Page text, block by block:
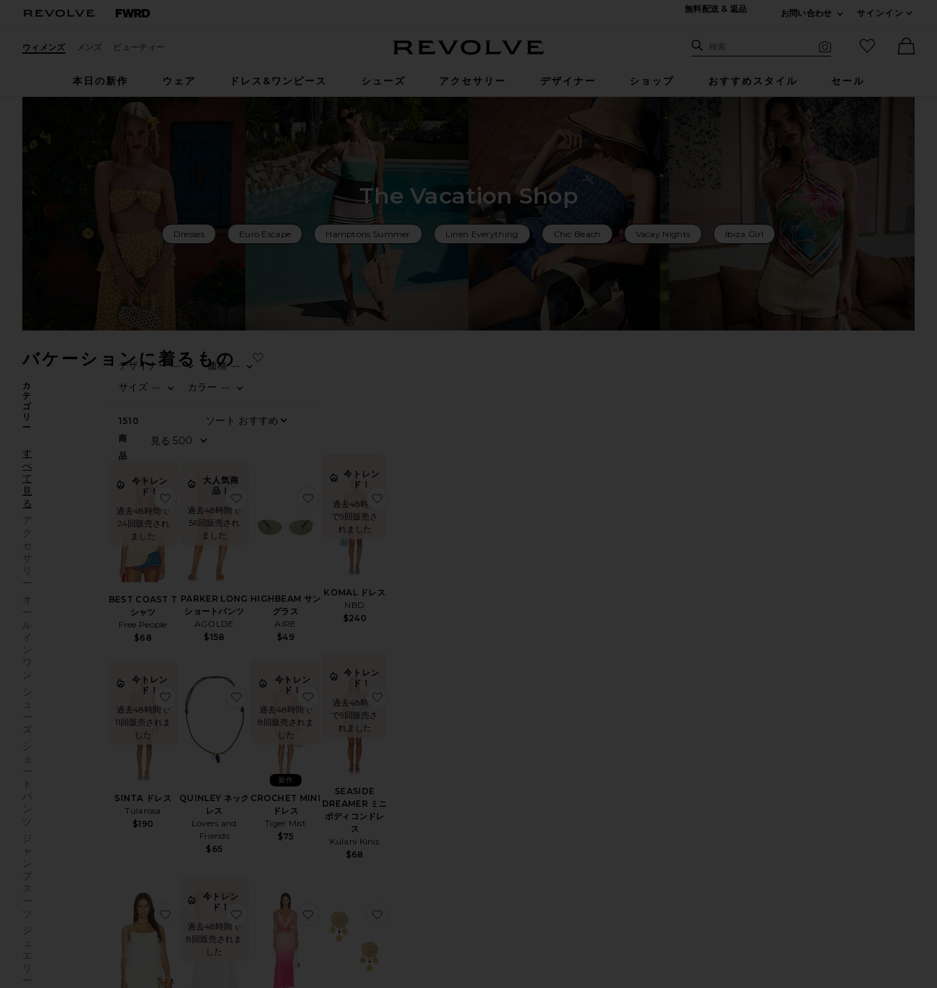
無料配送 & 返品
お問い合わせ
サインイン
ウィメンズ メンズ ビューティー サイト検索
検索
お気に入り
本日の新作
ウェア ドレス&ワンピース シューズ アクセサリー デザイナー ショップ おすすめスタイル セール
The Vacation Shop
Dresses Euro Escape Hamptons Summer Linen Everything Chic Beach Vacay Nights Ibiza Girl
バケーションに着るもの
カ
テ
ゴ
リ
ー
す
べ
て
見
る
ア
ク
セ
サ
リ
ー
オ
ー
ル
イ
ン
ワ
ン
シ
ュ
ー
ズ
シ
ー
ト
パ
ン
ツ
ジ
ャ
ン
プ
ス
ー
ツ
ジ
ュ
エ
リ
ー
デザイナー—
価格—
サイズ —
カラー —
1510
商
品
今トレン
ド！
過去48時間で
24回販売され
ました
BEST COAST T
シャツ
Free People
$68
お気に入りBEST COAST Tシャツ
大人気商
品！
過去48時間で
56回販売され
ました
PARKER LONG
ショートパンツ
AGOLDE
$158
お気に入りPARKER LONG ショートパンツ
HIGHBEAM サン
グラス
AIRE
$49
お気に入りHIGHBEAM サングラス
今トレン
ド！
過去48時間
で9回販売さ
れました
KOMAL ドレス
NBD
$240
今トレン
ド！
過去48時間で
11回販売されま
した
SINTA ドレス
Tularosa
$190
お気に入りSINTA ドレス
QUINLEY ネック
レス
Lovers and
Friends
$65
お気に入りQUINLEY ネックレス
今トレン
ド！
過去48時間で
8回販売されま
した
CROCHET MINI
ドレス
Tiger Mist
$75
新作
お気に入りCROCHET MINI ドレス
今トレン
ド！
過去48時間
で9回販売さ
れました
SEASIDE
DREAMER ミニ
ボディコンドレ
ス
Kulani Kinis
$68
お気に入りSIRENA トップ
今トレン
ド！
過去48時間で
8回販売されま
した
お気に入りSEREIA MAXI スカート
お気に入りINESSA スカートセット